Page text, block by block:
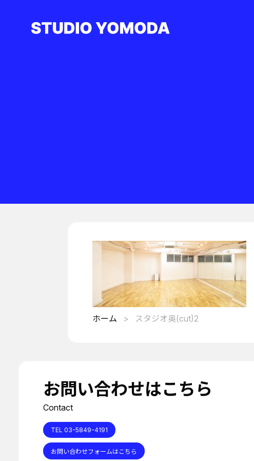
ホーム スタジオ奥(cut)2
お問い合わせはこちら
Contact
TEL 03-5849-4191
お問い合わせフォームはこちら